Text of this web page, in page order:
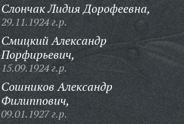
Слончак Лидия Дорофеевна,
29.11.1924 г.р.
Смицкий Александр
Порфирьевич,
15.09.1924 г.р.
Сошников Александр
Филиппович,
09.01.1927 г.р.